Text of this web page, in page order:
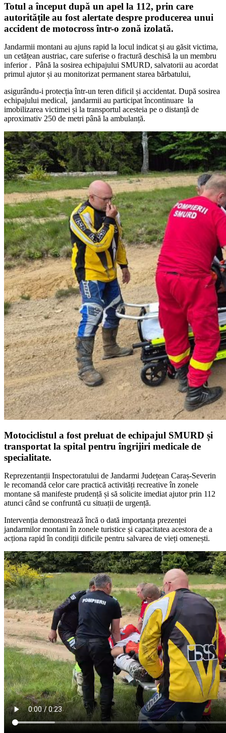
Totul a început după un apel la 112, prin care
autoritățile au fost alertate despre producerea unui
accident de motocross într-o zonă izolată.
Jandarmii montani au ajuns rapid la locul indicat și au găsit victima,
un cetățean austriac, care suferise o fractură deschisă la un membru
inferior . Până la sosirea echipajului SMURD, salvatorii au acordat
primul ajutor și au monitorizat permanent starea bărbatului,
asigurându-i protecția într-un teren dificil și accidentat. După sosirea
echipajului medical, jandarmii au participat încontinuare la
imobilizarea victimei și la transportul acesteia pe o distanță de
aproximativ 250 de metri până la ambulanță.
Motociclistul a fost preluat de echipajul SMURD și
transportat la spital pentru îngrijiri medicale de
specialitate.
Reprezentanții Inspectoratului de Jandarmi Județean Caraș-Severin
le recomandă celor care practică activități recreative în zonele
montane să manifeste prudență și să solicite imediat ajutor prin 112
atunci când se confruntă cu situații de urgență.
Intervenția demonstrează încă o dată importanța prezenței
jandarmilor montani în zonele turistice și capacitatea acestora de a
acționa rapid în condiții dificile pentru salvarea de vieți omenești.